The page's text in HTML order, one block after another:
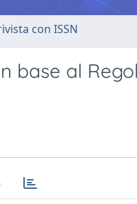
con ISSN
base al